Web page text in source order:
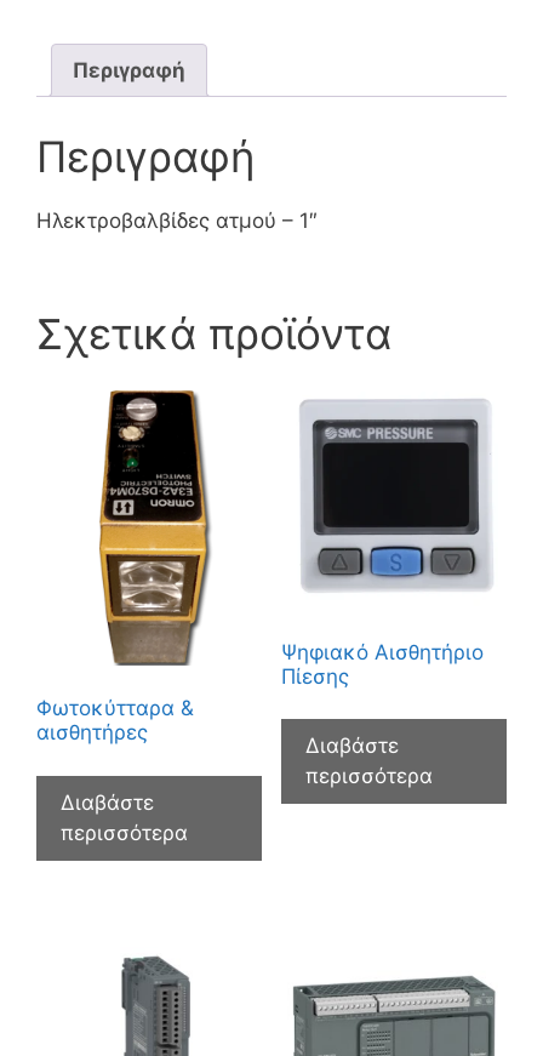
Περιγραφή
Περιγραφή
Ηλεκτροβαλβίδες ατμού – 1″
Σχετικά προϊόντα
Φωτοκύτταρα &
αισθητήρες
Διαβάστε
περισσότερα
Ψηφιακό Αισθητήριο
Πίεσης
Διαβάστε
περισσότερα